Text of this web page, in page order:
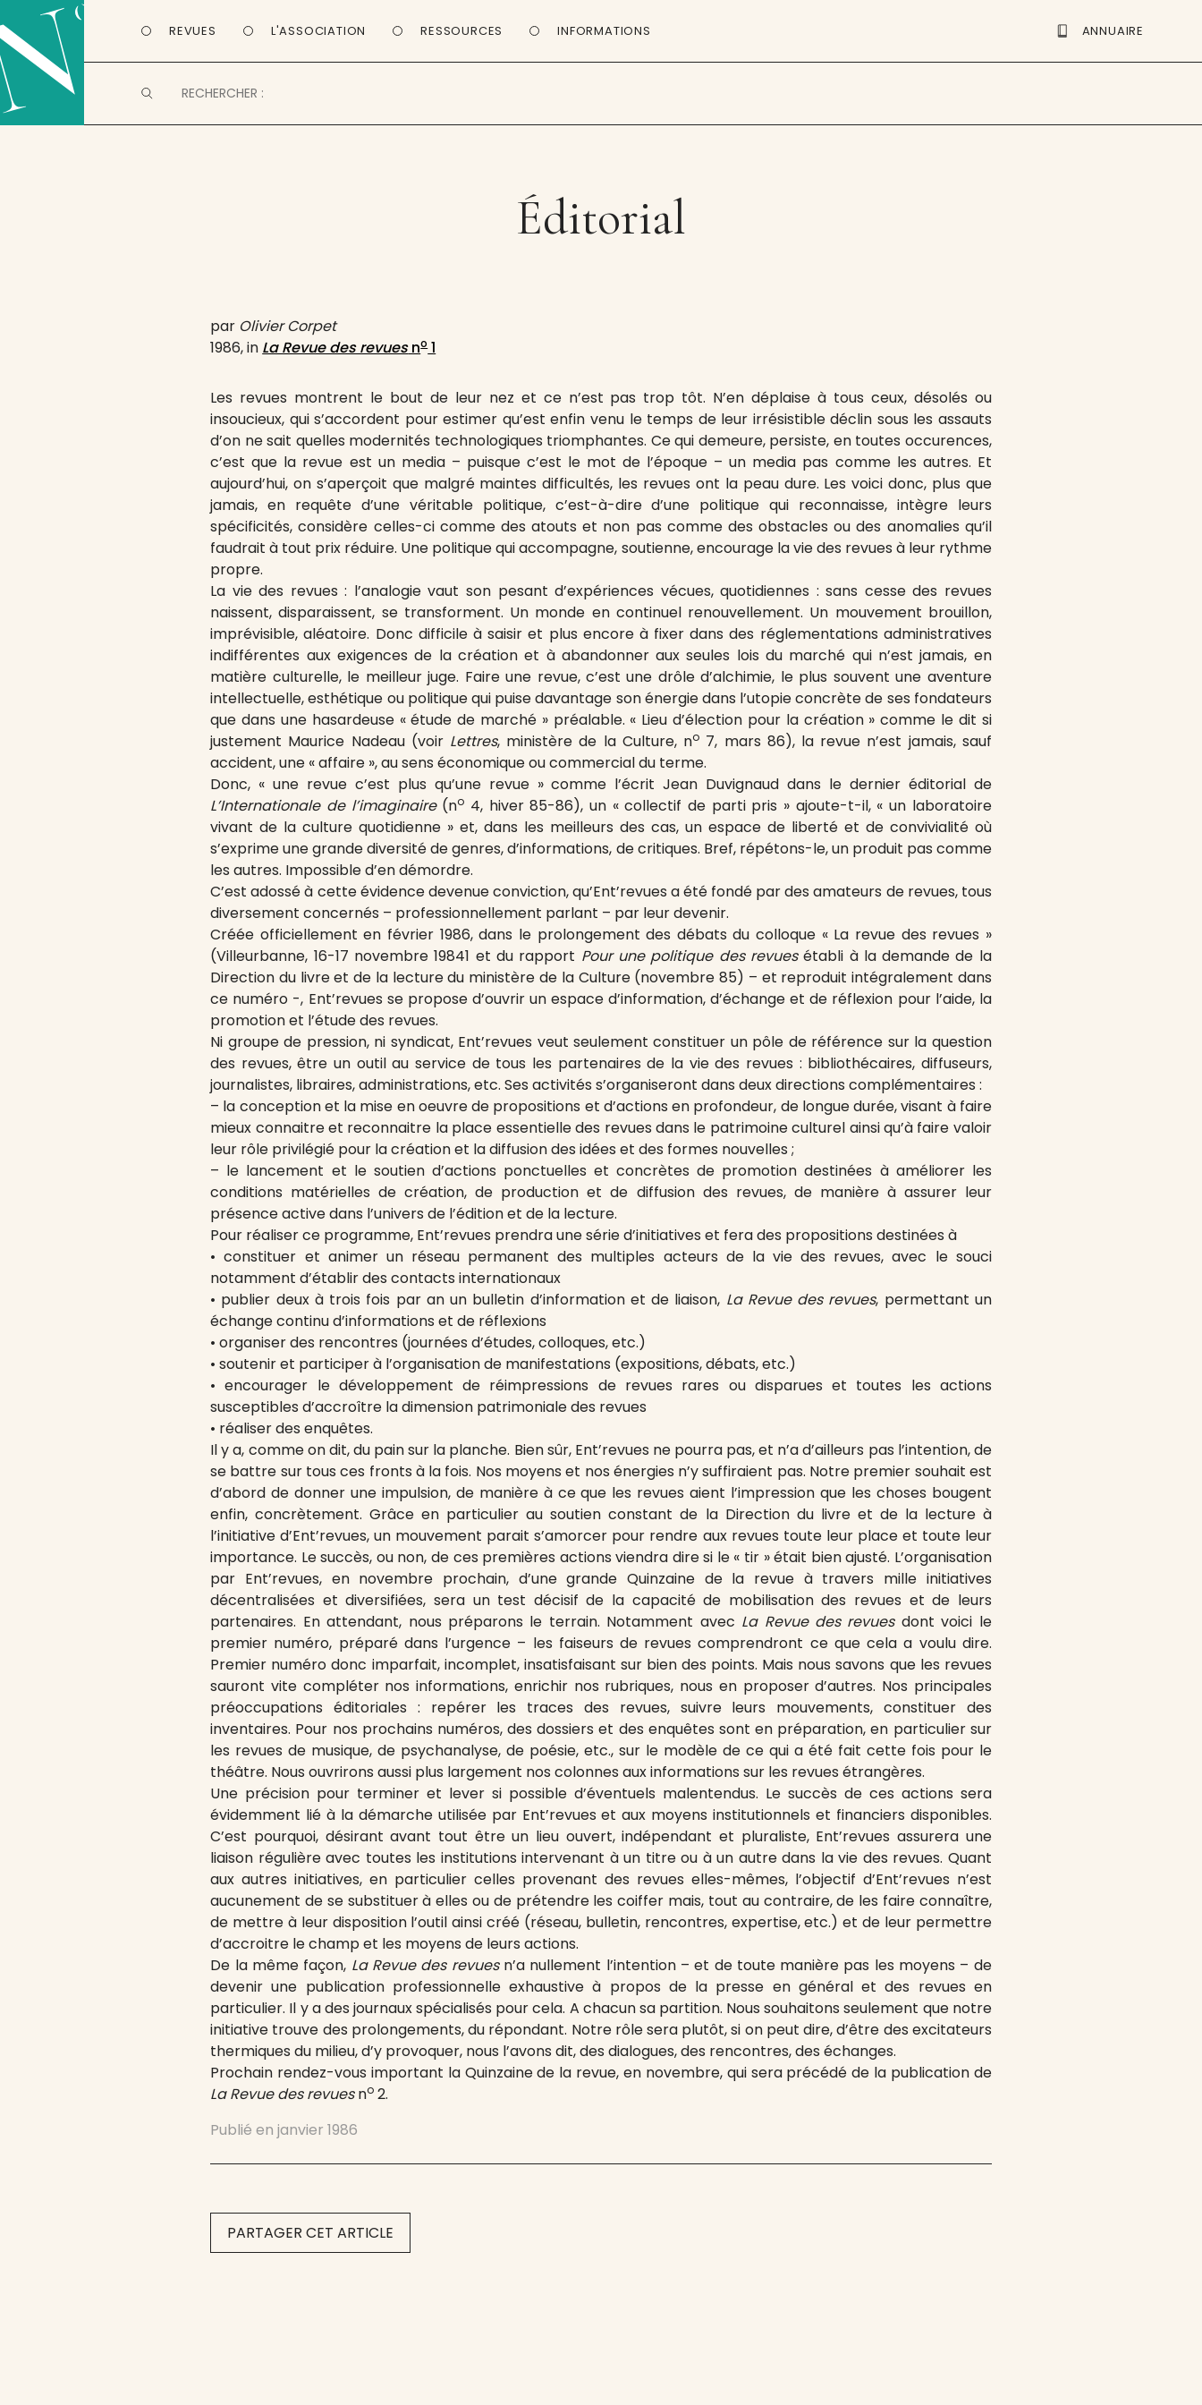
REVUES L'ASSOCIATION RESSOURCES INFORMATIONS ANNUAIRE
Éditorial
par Olivier Corpet
1986, in La Revue des revuesno1
Les revues montrent le bout de leur nez et ce n’est pas trop tôt. N’en déplaise à tous ceux, désolés ou
insoucieux, qui s’accordent pour estimer qu’est enfin venu le temps de leur irrésistible déclin sous les assauts
d’on ne sait quelles modernités technologiques triomphantes. Ce qui demeure, persiste, en toutes occurences,
c’est que la revue est un media – puisque c’est le mot de l’époque – un media pas comme les autres. Et
aujourd’hui, on s’aperçoit que malgré maintes difficultés, les revues ont la peau dure. Les voici donc, plus que
jamais, en requête d’une véritable politique, c’est-à-dire d’une politique qui reconnaisse, intègre leurs
spécificités, considère celles-ci comme des atouts et non pas comme des obstacles ou des anomalies qu’il
faudrait à tout prix réduire. Une politique qui accompagne, soutienne, encourage la vie des revues à leur rythme
propre.
La vie des revues : l’analogie vaut son pesant d’expériences vécues, quotidiennes : sans cesse des revues
naissent, disparaissent, se transforment. Un monde en continuel renouvellement. Un mouvement brouillon,
imprévisible, aléatoire. Donc difficile à saisir et plus encore à fixer dans des réglementations administratives
indifférentes aux exigences de la création et à abandonner aux seules lois du marché qui n’est jamais, en
matière culturelle, le meilleur juge. Faire une revue, c’est une drôle d’alchimie, le plus souvent une aventure
intellectuelle, esthétique ou politique qui puise davantage son énergie dans l’utopie concrète de ses fondateurs
que dans une hasardeuse « étude de marché » préalable. « Lieu d’élection pour la création » comme le dit si
justement Maurice Nadeau (voir Lettres, ministère de la Culture, no 7, mars 86), la revue n’est jamais, sauf
accident, une « affaire », au sens économique ou commercial du terme.
Donc, « une revue c’est plus qu’une revue » comme l’écrit Jean Duvignaud dans le dernier éditorial de
L’Internationale de l’imaginaire(no 4, hiver 85-86), un « collectif de parti pris » ajoute-t-il, « un laboratoire
vivant de la culture quotidienne » et, dans les meilleurs des cas, un espace de liberté et de convivialité où
s’exprime une grande diversité de genres, d’informations, de critiques. Bref, répétons-le, un produit pas comme
les autres. Impossible d’en démordre.
C’est adossé à cette évidence devenue conviction, qu’Ent’revues a été fondé par des amateurs de revues, tous
diversement concernés – professionnellement parlant – par leur devenir.
Créée officiellement en février 1986, dans le prolongement des débats du colloque « La revue des revues »
(Villeurbanne, 16-17 novembre 19841 et du rapport Pour une politique des revuesétabli à la demande de la
Direction du livre et de la lecture du ministère de la Culture (novembre 85) – et reproduit intégralement dans
ce numéro -, Ent’revues se propose d’ouvrir un espace d’information, d’échange et de réflexion pour l’aide, la
promotion et l’étude des revues.
Ni groupe de pression, ni syndicat, Ent’revues veut seulement constituer un pôle de référence sur la question
des revues, être un outil au service de tous les partenaires de la vie des revues : bibliothécaires, diffuseurs,
journalistes, libraires, administrations, etc. Ses activités s’organiseront dans deux directions complémentaires :
– la conception et la mise en oeuvre de propositions et d’actions en profondeur, de longue durée, visant à faire
mieux connaitre et reconnaitre la place essentielle des revues dans le patrimoine culturel ainsi qu’à faire valoir
leur rôle privilégié pour la création et la diffusion des idées et des formes nouvelles ;
– le lancement et le soutien d’actions ponctuelles et concrètes de promotion destinées à améliorer les
conditions matérielles de création, de production et de diffusion des revues, de manière à assurer leur
présence active dans l’univers de l’édition et de la lecture.
Pour réaliser ce programme, Ent’revues prendra une série d’initiatives et fera des propositions destinées à
• constituer et animer un réseau permanent des multiples acteurs de la vie des revues, avec le souci
notamment d’établir des contacts internationaux
• publier deux à trois fois par an un bulletin d’information et de liaison, La Revue des revues, permettant un
échange continu d’informations et de réflexions
• organiser des rencontres (journées d’études, colloques, etc.)
• soutenir et participer à l’organisation de manifestations (expositions, débats, etc.)
• encourager le développement de réimpressions de revues rares ou disparues et toutes les actions
susceptibles d’accroître la dimension patrimoniale des revues
• réaliser des enquêtes.
Il y a, comme on dit, du pain sur la planche. Bien sûr, Ent’revues ne pourra pas, et n’a d’ailleurs pas l’intention, de
se battre sur tous ces fronts à la fois. Nos moyens et nos énergies n’y suffiraient pas. Notre premier souhait est
d’abord de donner une impulsion, de manière à ce que les revues aient l’impression que les choses bougent
enfin, concrètement. Grâce en particulier au soutien constant de la Direction du livre et de la lecture à
l’initiative d’Ent’revues, un mouvement parait s’amorcer pour rendre aux revues toute leur place et toute leur
importance. Le succès, ou non, de ces premières actions viendra dire si le « tir » était bien ajusté. L’organisation
par Ent’revues, en novembre prochain, d’une grande Quinzaine de la revue à travers mille initiatives
décentralisées et diversifiées, sera un test décisif de la capacité de mobilisation des revues et de leurs
partenaires. En attendant, nous préparons le terrain. Notamment avec La Revue des revuesdont voici le
premier numéro, préparé dans l’urgence – les faiseurs de revues comprendront ce que cela a voulu dire.
Premier numéro donc imparfait, incomplet, insatisfaisant sur bien des points. Mais nous savons que les revues
sauront vite compléter nos informations, enrichir nos rubriques, nous en proposer d’autres. Nos principales
préoccupations éditoriales : repérer les traces des revues, suivre leurs mouvements, constituer des
inventaires. Pour nos prochains numéros, des dossiers et des enquêtes sont en préparation, en particulier sur
les revues de musique, de psychanalyse, de poésie, etc., sur le modèle de ce qui a été fait cette fois pour le
théâtre. Nous ouvrirons aussi plus largement nos colonnes aux informations sur les revues étrangères.
Une précision pour terminer et lever si possible d’éventuels malentendus. Le succès de ces actions sera
évidemment lié à la démarche utilisée par Ent’revues et aux moyens institutionnels et financiers disponibles.
C’est pourquoi, désirant avant tout être un lieu ouvert, indépendant et pluraliste, Ent’revues assurera une
liaison régulière avec toutes les institutions intervenant à un titre ou à un autre dans la vie des revues. Quant
aux autres initiatives, en particulier celles provenant des revues elles-mêmes, l’objectif d’Ent’revues n’est
aucunement de se substituer à elles ou de prétendre les coiffer mais, tout au contraire, de les faire connaître,
de mettre à leur disposition l’outil ainsi créé (réseau, bulletin, rencontres, expertise, etc.) et de leur permettre
d’accroitre le champ et les moyens de leurs actions.
De la même façon, La Revue des revuesn’a nullement l’intention – et de toute manière pas les moyens – de
devenir une publication professionnelle exhaustive à propos de la presse en général et des revues en
particulier. Il y a des journaux spécialisés pour cela. A chacun sa partition. Nous souhaitons seulement que notre
initiative trouve des prolongements, du répondant. Notre rôle sera plutôt, si on peut dire, d’être des excitateurs
thermiques du milieu, d’y provoquer, nous l’avons dit, des dialogues, des rencontres, des échanges.
Prochain rendez-vous important la Quinzaine de la revue, en novembre, qui sera précédé de la publication de
La Revue des revuesno 2.
Publié enjanvier 1986
PARTAGER CET ARTICLE